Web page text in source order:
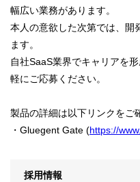
幅広い業務があります。
本人の意欲した次第では、開
ます。
自社SaaS業界でキャリアを
軽にご応募ください。
製品の詳細は以下リンクをご
・Gluegent Gate (https://
採用情報